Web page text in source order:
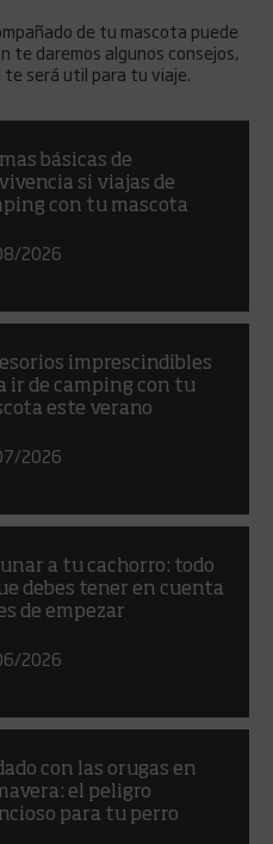
de tu mascota puede
te daremos algunos consejos,
será util para tu viaje.
básicas de
si viajas de
con tu mascota
2026
imprescindibles
ir de camping con tu
este verano
2026
a tu cachorro: todo
debes tener en cuenta
de empezar
2026
con las orugas en
el peligro
para tu perro